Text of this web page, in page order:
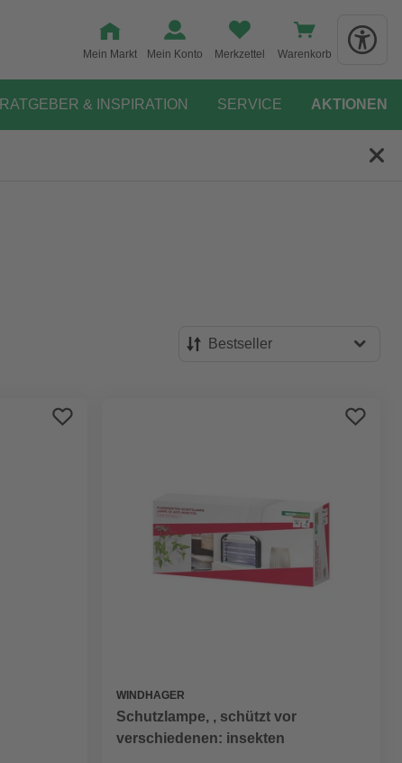
Mein Markt Mein Konto Merkzettel Warenkorb
RATGEBER & INSPIRATION SERVICE AKTIONEN
Bestseller
WINDHAGER
Schutzlampe, , schützt vor
verschiedenen: insekten